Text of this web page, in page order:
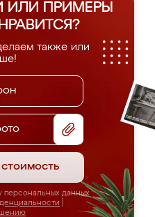
ИЛИ ПРИМЕРЫ
также или
персональных данных